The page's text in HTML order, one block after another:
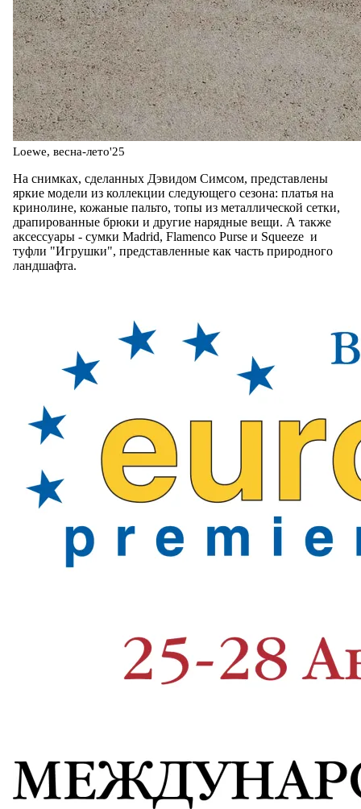
Loewe, весна-лето'25
На снимках, сделанных Дэвидом Симсом, представлены
яркие модели из коллекции следующего сезона: платья на
кринолине, кожаные пальто, топы из металлической сетки,
драпированные брюки и другие нарядные вещи. А также
аксессуары - сумки Madrid, Flamenco Purse и Squeeze и
туфли "Игрушки", представленные как часть природного
ландшафта.